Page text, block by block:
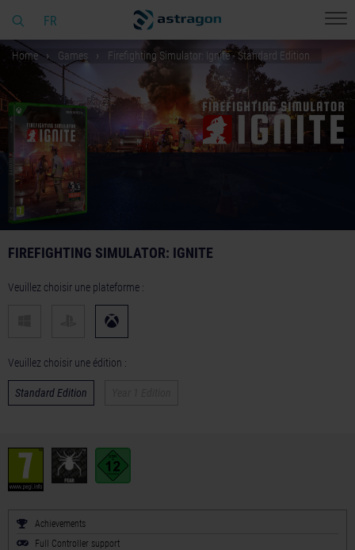
FR
Home Games Firefighting Simulator: Ignite - Standard Edition
FIREFIGHTING SIMULATOR: IGNITE
Veuillez choisir une plateforme :
Veuillez choisir une édition :
Standard Edition
Achievements
Full Controller support